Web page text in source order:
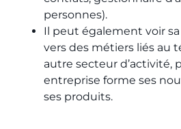
personnes).
Il peut également voir
vers des métiers liés au
autre secteur d’activité,
entreprise forme ses
ses produits.